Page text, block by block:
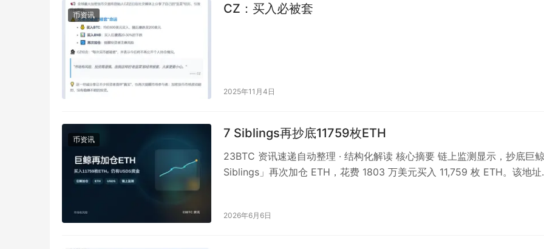
币资讯 CZ：买入必被套
2025年11月4日
币资讯 7 Siblings再抄底11759枚ETH
23BTC 资讯速递自动整理 · 结构化解读 核心摘要 链上监测显示，抄底巨
Siblings」再次加仓 ETH，花费 1803 万美元买入 11,759 枚 ETH。该地
2026年6月6日